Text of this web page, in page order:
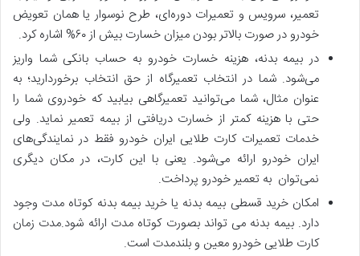
تعمیر، سرویس و تعمیرات دوره‌ای، طرح نوسوار یا همان تعویض
خودرو در صورت بالاتر بودن میزان خسارت بیش از ۶۰% اشاره کرد.
در بیمه بدنه، هزینه خسارت خودرو به حساب بانکی شما واریز
می‌شود. شما در انتخاب تعمیرگاه از حق انتخاب برخوردارید؛ به
عنوان مثال، شما می‌توانید تعمیرگاهی بیابید که خودروی شما را
حتی با هزینه کمتر از خسارت دریافتی از بیمه تعمیر نماید. ولی
خدمات تعمیرات کارت طلایی ایران خودرو فقط در نمایندگی‌های
ایران خودرو ارائه می‌شود. یعنی با این کارت، در مکان دیگری
نمی‌توان به تعمیر خودرو پرداخت.
امکان خرید قسطی بیمه بدنه یا خرید بیمه بدنه کوتاه مدت وجود
دارد. بیمه بدنه می تواند بصورت کوتاه مدت ارائه شود.مدت زمان
کارت طلایی خودرو معین و بلندمدت است.